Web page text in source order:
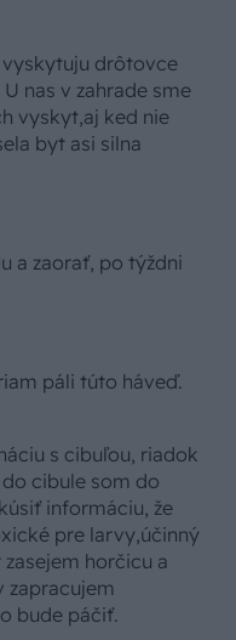
vyskytuju drôtovce
nas v zahrade sme
vyskyt,aj ked nie
byt asi silna
a zaorať, po týždni
páli túto háveď.
s cibuľou, riadok
cibule som do
informáciu, že
pre larvy,účinný
zasejem horčicu a
zapracujem
bude páčiť.